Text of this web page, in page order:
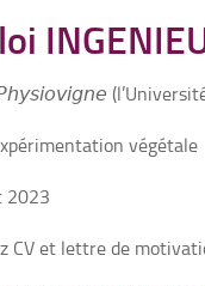
(l’
végétale
2023
CV et lettre de